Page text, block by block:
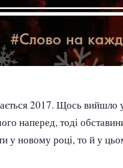
2017. Щось
наперед, тоді
у новому році, то й у